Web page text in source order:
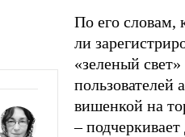
По его словам,
ли
«зеленый
пользователей
вишенкой на
–